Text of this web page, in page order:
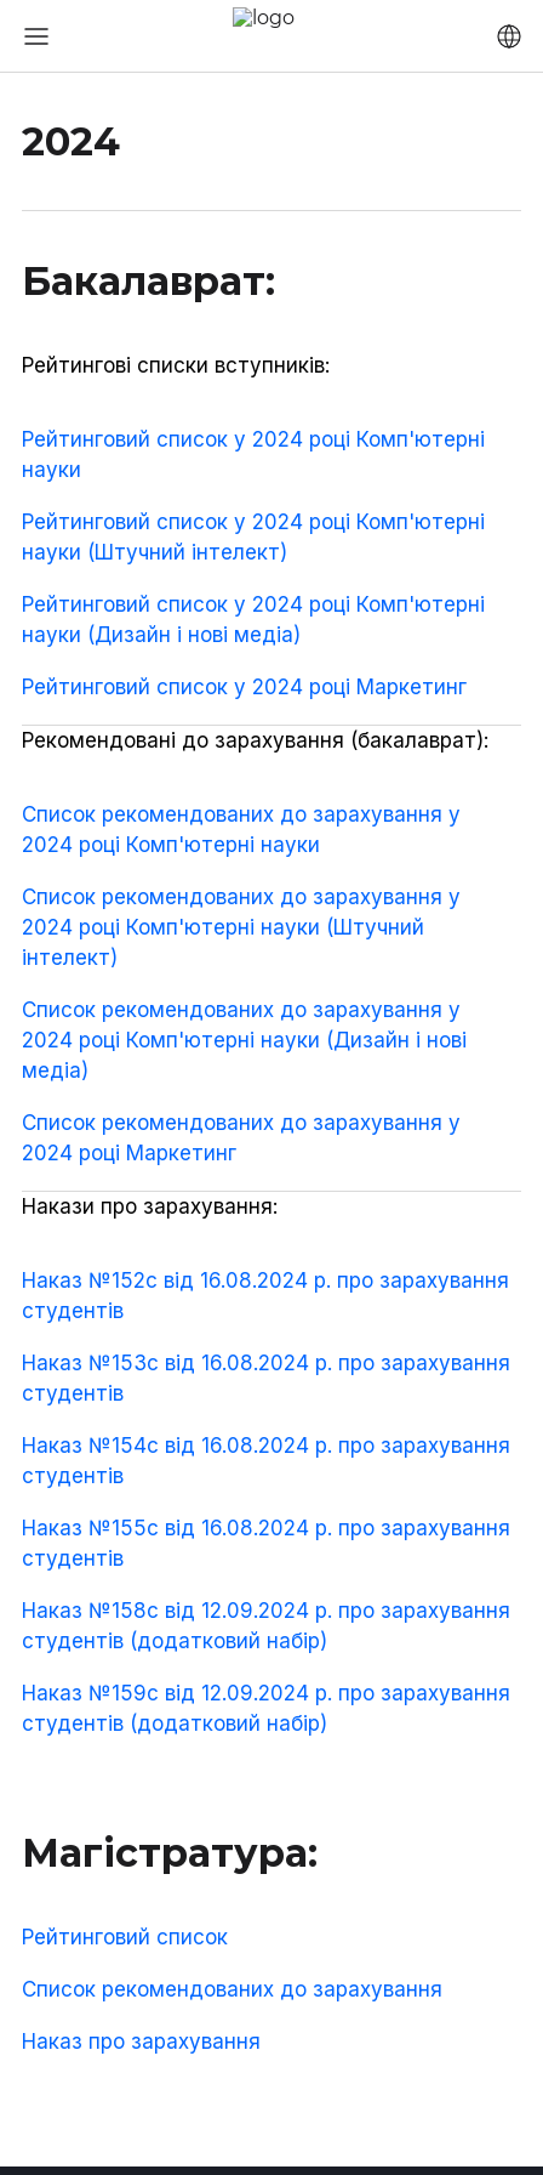
2024
Бакалаврат:
Рейтингові списки вступників:
Рейтинговий список у 2024 році Комп'ютерні
науки
Рейтинговий список у 2024 році Комп'ютерні
науки (Штучний інтелект)
Рейтинговий список у 2024 році Комп'ютерні
науки (Дизайн і нові медіа)
Рейтинговий список у 2024 році Маркетинг
Рекомендовані до зарахування (бакалаврат):
Список рекомендованих до зарахування у
2024 році Комп'ютерні науки
Список рекомендованих до зарахування у
2024 році Комп'ютерні науки (Штучний
інтелект)
Список рекомендованих до зарахування у
2024 році Комп'ютерні науки (Дизайн і нові
медіа)
Список рекомендованих до зарахування у
2024 році Маркетинг
Накази про зарахування:
Наказ №152с від 16.08.2024 р. про зарахування
студентів
Наказ №153с від 16.08.2024 р. про зарахування
студентів
Наказ №154с від 16.08.2024 р. про зарахування
студентів
Наказ №155с від 16.08.2024 р. про зарахування
студентів
Наказ №158с від 12.09.2024 р. про зарахування
студентів (додатковий набір)
Наказ №159с від 12.09.2024 р. про зарахування
студентів (додатковий набір)
Магістратура:
Рейтинговий список
Список рекомендованих до зарахування
Наказ про зарахування